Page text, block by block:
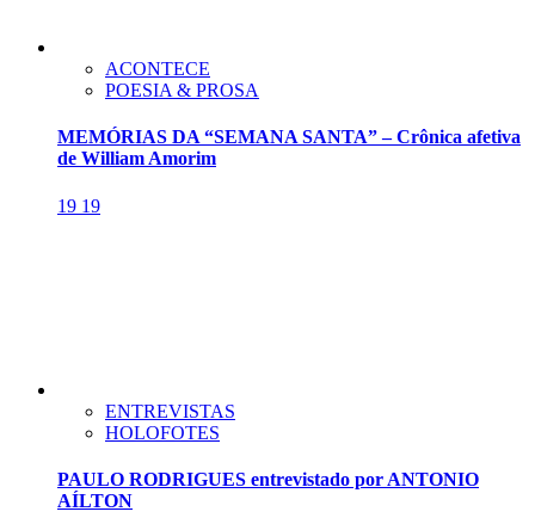
ACONTECE
POESIA & PROSA
MEMÓRIAS DA “SEMANA SANTA” – Crônica afetiva
de William Amorim
19 19
ENTREVISTAS
HOLOFOTES
PAULO RODRIGUES entrevistado por ANTONIO
AÍLTON